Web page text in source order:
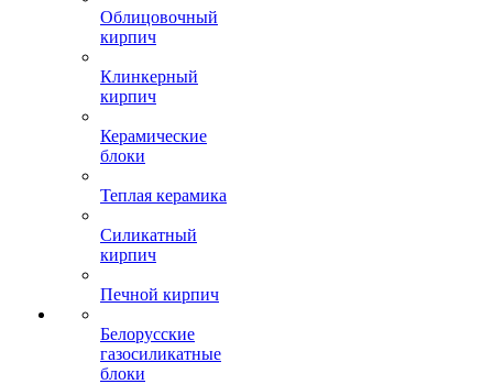
Облицовочный
кирпич
Клинкерный
кирпич
Керамические
блоки
Теплая керамика
Силикатный
кирпич
Печной кирпич
Белорусские
газосиликатные
блоки